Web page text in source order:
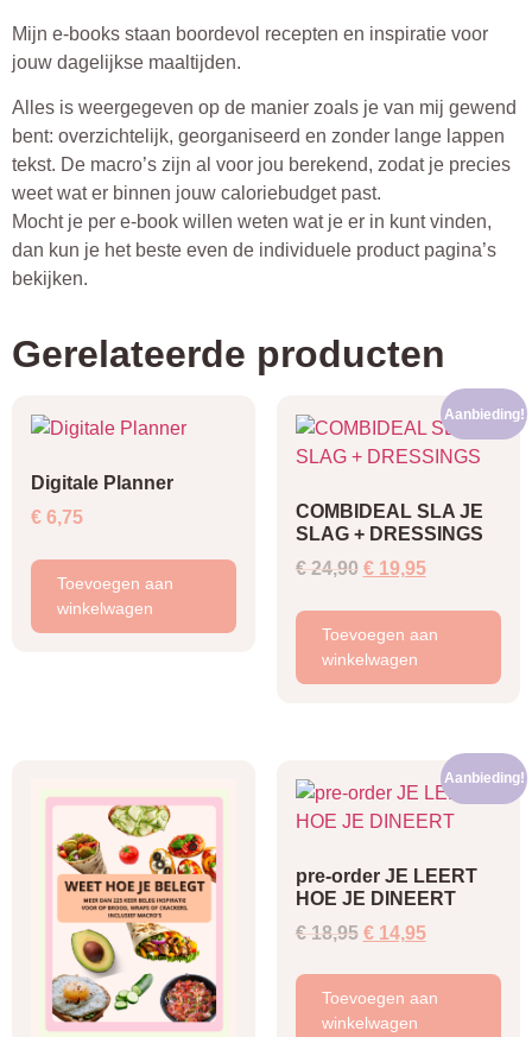
Mijn e-books staan boordevol recepten en inspiratie voor
jouw dagelijkse maaltijden.
Alles is weergegeven op de manier zoals je van mij gewend
bent: overzichtelijk, georganiseerd en zonder lange lappen
tekst. De macro’s zijn al voor jou berekend, zodat je precies
weet wat er binnen jouw caloriebudget past.
Mocht je per e-book willen weten wat je er in kunt vinden,
dan kun je het beste even de individuele product pagina’s
bekijken.
Gerelateerde producten
Digitale Planner
€ 6,75
Toevoegen aan
winkelwagen
Aanbieding!
COMBIDEAL SLA JE
SLAG + DRESSINGS
€24,90 Oorspronkelijke
€ 24,90.
€19,95Huidige
Toevoegen aan
winkelwagen
Aanbieding!
pre-order JE LEERT
HOE JE DINEERT
€18,95 Oorspronkelijke
€ 18,95.
€14,95Huidige
Toevoegen aan
winkelwagen